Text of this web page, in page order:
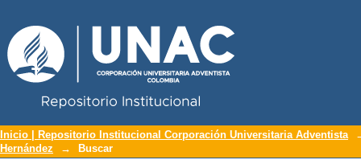
Buscar
Inicio | Repositorio Institucional Corporación Universitaria Adventista
Hernández
→ Buscar